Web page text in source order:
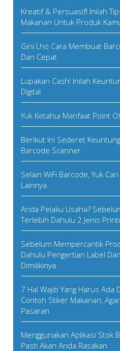
Kreatif & Persuasif! Inilah
Makanan Untuk Produk
Gini Lho Cara Membuat
Dan Cepat
Lupakan Cash! Inilah
Digital
Yuk Ketahui Manfaat Point
Berikut Ini Sederet
Barcode Scanner
Selain WiFi Barcode, Yuk
Lainnya
Anda Pelaku Usaha?
Terlebih Dahulu 2 Jenis
Sebelum Mempercantik
Dahulu Pengertian Label
Dimilikinya
7 Hal Wajib Yang Harus Ada
Contoh Stiker Makanan,
Pasaran
Menggunakan Aplikasi Stok
Pasti Akan Anda Rasakan